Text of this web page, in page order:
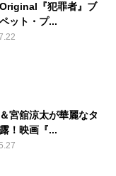
Original『犯罪者』ブ
ット・プ...
宮舘涼太が華麗なタ
！映画『...